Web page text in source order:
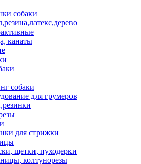
собаки
канаты
собаки
для грумеров
для стрижки
щетки, пуходерки
колтунорезы